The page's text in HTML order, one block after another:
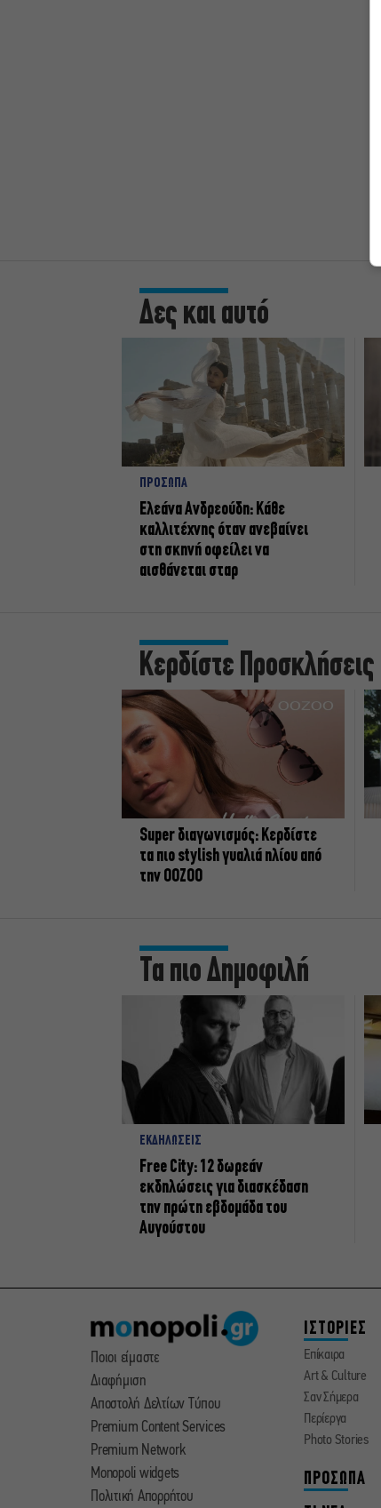
Δες και αυτό
ΠΡΟΣΩΠΑ
Ελεάνα Ανδρεούδη: Κάθε
καλλιτέχνης όταν ανεβαίνει
στη σκηνή οφείλει να
αισθάνεται σταρ
Κερδίστε Προσκλήσεις
Super διαγωνισμός: Κερδίστε
τα πιο stylish γυαλιά ηλίου από
την OOZOO
Τα πιο Δημοφιλή
ΕΚΔΗΛΩΣΕΙΣ
Free City: 12 δωρεάν
εκδηλώσεις για διασκέδαση
την πρώτη εβδομάδα του
Αυγούστου
Ποιοι είμαστε
Διαφήμιση
Αποστολή Δελτίων Τύπου
Premium Content Services
Premium Network
Monopoli widgets
Πολιτική Απορρήτου
ΙΣΤΟΡΙΕΣ
Επίκαιρα
Art & Culture
Σαν Σήμερα
Περίεργα
Photo Stories
ΠΡΟΣΩΠΑ